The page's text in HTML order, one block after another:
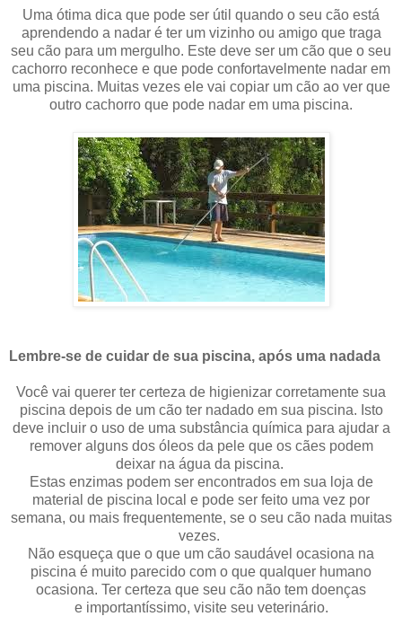
Uma ótima dica que pode ser útil quando o seu cão está
aprendendo a nadar é ter um vizinho ou amigo que traga
seu cão para um mergulho. Este deve ser um cão que o seu
cachorro reconhece e que pode confortavelmente nadar em
uma piscina. Muitas vezes ele vai copiar um cão ao ver que
outro cachorro que pode nadar em uma piscina.
Lembre-se de cuidar de sua piscina, após uma nadada
Você vai querer ter certeza de higienizar corretamente sua
piscina depois de um cão ter nadado em sua piscina. Isto
deve incluir o uso de uma substância química para ajudar a
remover alguns dos óleos da pele que os cães podem
deixar na água da piscina.
Estas enzimas podem ser encontrados em sua loja de
material de piscina local e pode ser feito uma vez por
semana, ou mais frequentemente, se o seu cão nada muitas
vezes.
Não esqueça que o que um cão saudável ocasiona na
piscina é muito parecido com o que qualquer humano
ocasiona. Ter certeza que seu cão não tem doenças
e importantíssimo, visite seu veterinário.